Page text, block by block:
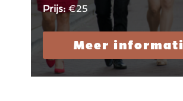
Prijs: €25
Meer